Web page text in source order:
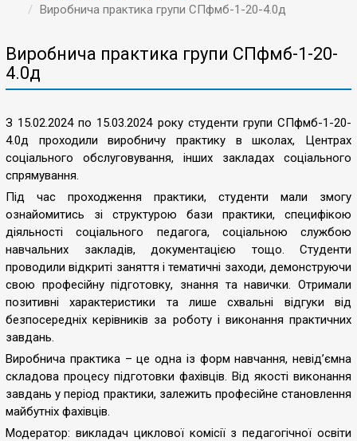
Виробнича практика групи СПфмб-1-20-4.0д
Виробнича практика групи СПфмб-1-20-
4.0д
З 15.02.2024 по 15.03.2024 року студенти групи СПфмб-1-20-
4.0д проходили виробничу практику в школах, Центрах
соціального обслуговування, інших закладах соціального
спрямування.
Під час проходження практики, студенти мали змогу
ознайомитись зі структурою бази практики, специфікою
діяльності соціального педагога, соціальною службою
навчальних закладів, документацією тощо. Студенти
проводили відкриті заняття і тематичні заходи, демонструючи
свою професійну підготовку, знання та навички. Отримали
позитивні характеристики та лише схвальні відгуки від
безпосередніх керівників за роботу і виконання практичних
завдань.
Виробнича практика – це одна із форм навчання, невід’ємна
складова процесу підготовки фахівців. Від якості виконання
завдань у період практики, залежить професійне становлення
майбутніх фахівців.
Модератор: викладач циклової комісії з педагогічної освіти